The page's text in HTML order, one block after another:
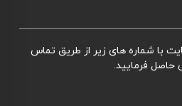
با شماره های زیر از طریق تماس
فرمایید.